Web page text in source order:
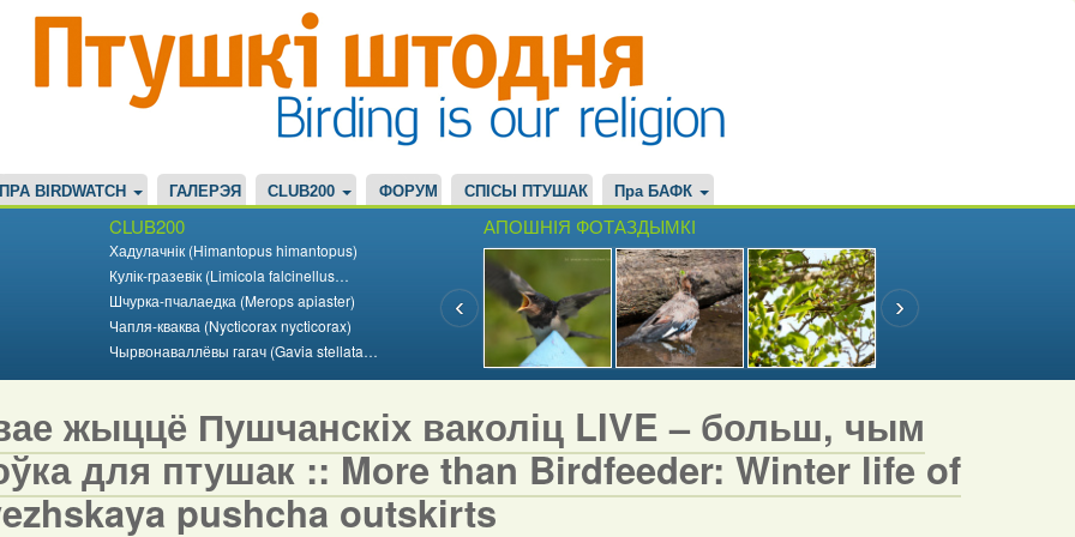
ПРА BIRDWATCH ГАЛЕРЭЯ CLUB200 ФОРУМ СПІСЫ ПТУШАК Пра БАФК
CLUB200
Хадулачнік (Himantopus himantopus)
Кулік-гразевік (Limicola falcinellus…
Шчурка-пчалаедка (Merops apiaster)
Чапля-кваква (Nycticorax nycticorax)
Чырвонаваллёвы гагач (Gavia stellata…
АПОШНІЯ ФОТАЗДЫМКІ
жыццё Пушчанскіх ваколіц LIVE – больш, чым
для птушак :: More than Birdfeeder: Winter life of
pushcha outskirts